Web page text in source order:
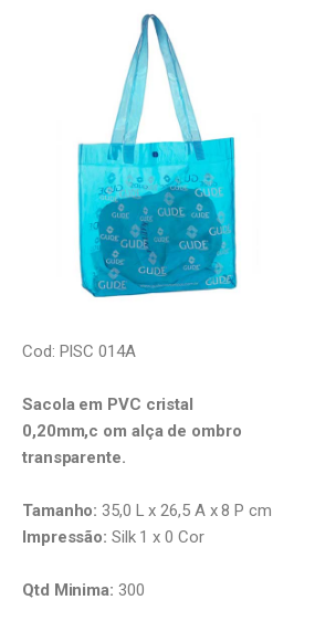
Cod: PISC 014A
Sacola em PVC cristal
0,20mm,c om alça de ombro
transparente.
Tamanho: 35,0 L x 26,5 A x 8 P cm
Impressão: Silk 1 x 0 Cor
Qtd Minima: 300